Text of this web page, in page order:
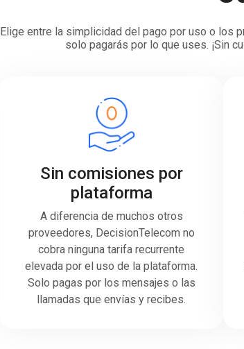
Elige entre la simplicidad del pago por uso o los
solo pagarás por lo que uses. ¡Sin
Sin comisiones por
plataforma
A diferencia de muchos otros
proveedores, DecisionTelecom no
cobra ninguna tarifa recurrente
elevada por el uso de la plataforma.
Solo pagas por los mensajes o las
llamadas que envías y recibes.